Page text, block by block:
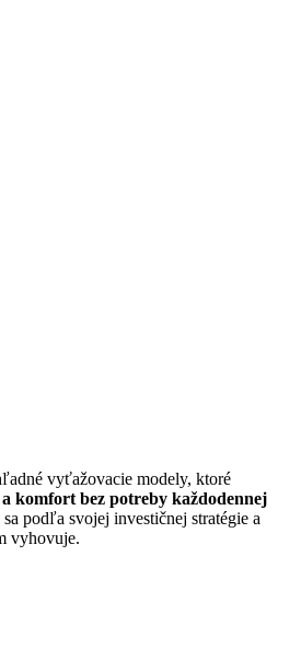
vyťažovacie modely, ktoré
komfort bez potreby každodennej
podľa svojej investičnej stratégie a
vyhovuje.